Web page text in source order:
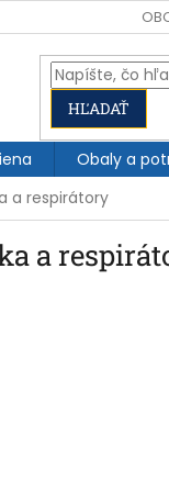
HĽADAŤ
Obaly a
a respirátory
a